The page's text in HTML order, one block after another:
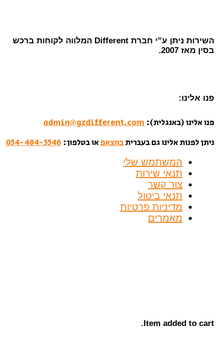
השירות ניתן ע”י חברת Different המלווה לקוחות ברכש
בסין מאז 2007.
פנו אלינו:
פנו אלינו (באנגלית): admin@gzdifferent.com
ניתן לפנות אלינו גם בעבריתבווצאפאו בטלפון: 054-484-5546
המשתמש שלי
תנאי שירות
צור קשר
תנאי ביטול
מדיניות פרטיות
מאמרים
Item added to cart.